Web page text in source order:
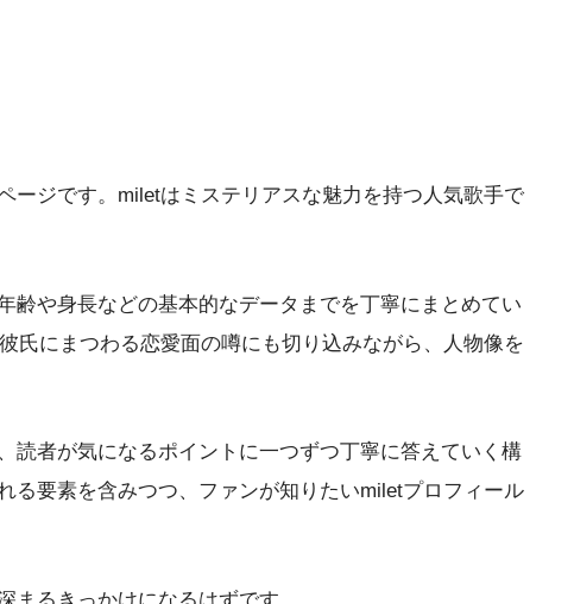
ジです。miletはミステリアスな魅力を持つ人気歌手で
齢や身長などの基本的なデータまでを丁寧にまとめてい
氏にまつわる恋愛面の噂にも切り込みながら、人物像を
読者が気になるポイントに一つずつ丁寧に答えていく構
る要素を含みつつ、ファンが知りたいmiletプロフィール